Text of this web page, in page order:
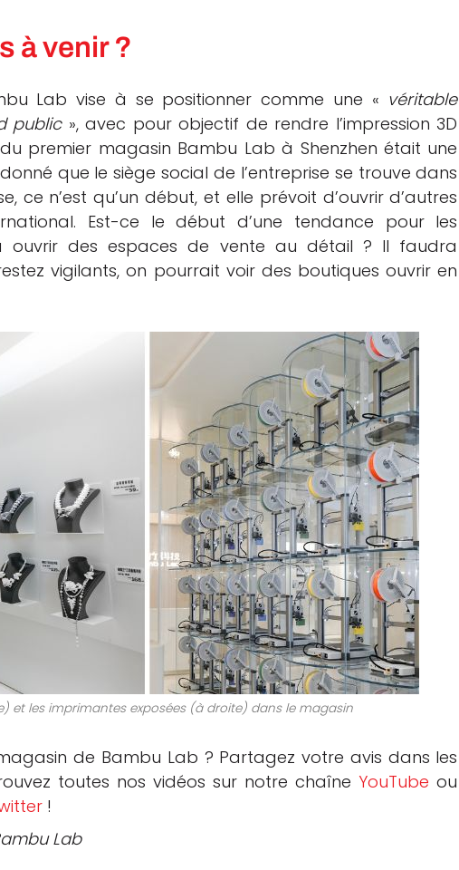
à venir ?
Lab vise à se positionner comme une « véritable
public», avec pour objectif de rendre l’impression 3D
premier magasin Bambu Lab à Shenzhen était une
que le siège social de l’entreprise se trouve dans
ce n’est qu’un début, et elle prévoit d’ouvrir d’autres
Est-ce le début d’une tendance pour les
ouvrir des espaces de vente au détail ? Il faudra
vigilants, on pourrait voir des boutiques ouvrir en
et les imprimantes exposées (à droite) dans le magasin
de Bambu Lab ? Partagez votre avis dans les
toutes nos vidéos sur notre chaîne YouTube ou
!
Lab